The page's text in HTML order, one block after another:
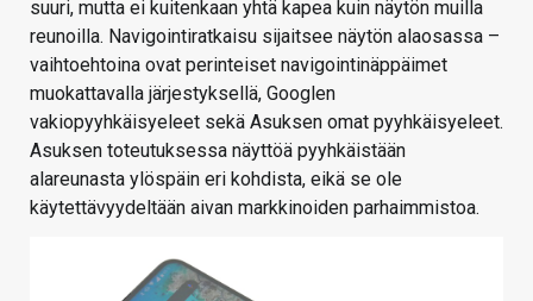
suuri, mutta ei kuitenkaan yhtä kapea kuin näytön muilla
reunoilla. Navigointiratkaisu sijaitsee näytön alaosassa –
vaihtoehtoina ovat perinteiset navigointinäppäimet
muokattavalla järjestyksellä, Googlen
vakiopyyhkäisyeleet sekä Asuksen omat pyyhkäisyeleet.
Asuksen toteutuksessa näyttöä pyyhkäistään
alareunasta ylöspäin eri kohdista, eikä se ole
käytettävyydeltään aivan markkinoiden parhaimmistoa.